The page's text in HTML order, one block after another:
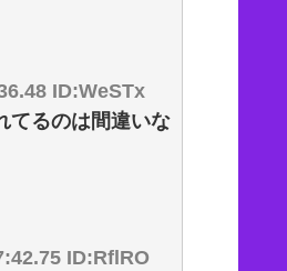
ID:WeSTx
てるのは間違いな
ID:RflRO